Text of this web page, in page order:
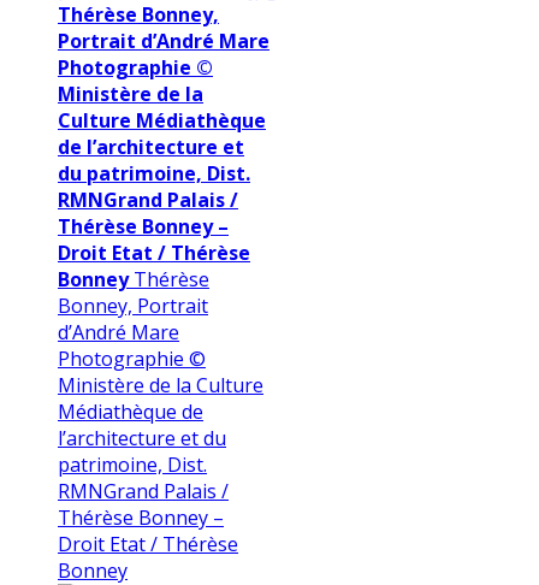
Thérèse Bonney,
Portrait d’André Mare
Photographie ©
Ministère de la
Culture Médiathèque
de l’architecture et
du patrimoine, Dist.
RMNGrand Palais /
Thérèse Bonney –
Droit Etat / Thérèse
Bonney Thérèse
Bonney, Portrait
d’André Mare
Photographie ©
Ministère de la Culture
Médiathèque de
l’architecture et du
patrimoine, Dist.
RMNGrand Palais /
Thérèse Bonney –
Droit Etat / Thérèse
Bonney